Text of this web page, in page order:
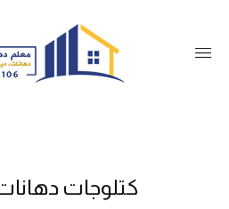
كتلوجات